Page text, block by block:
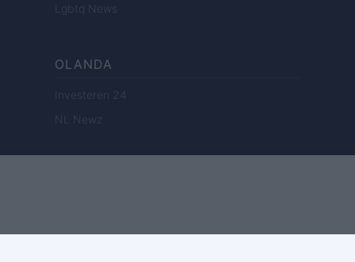
Lgbtq News
OLANDA
Investeren 24
NL Newz